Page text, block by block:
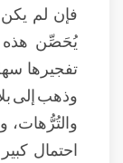
فإن لم
يُحَصِّن هذه
تفجيرها
وذهب إلى
والتُرُّهات،
احتمال